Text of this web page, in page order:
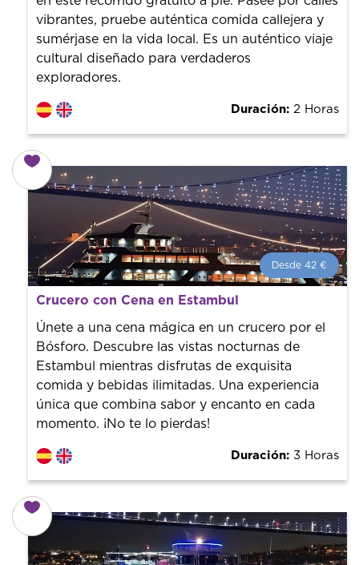
vibrantes, pruebe auténtica comida callejera y
sumérjase en la vida local. Es un auténtico viaje
cultural diseñado para verdaderos
exploradores.
Duración: 2 Horas
Desde 42 €
Desde 42 € por persona.
guías de la ciudad para tener el mejor precio y servicio.
Crucero con Cena en Estambul
Únete a una cena mágica en un crucero por el
Bósforo. Descubre las vistas nocturnas de
Estambul mientras disfrutas de exquisita
comida y bebidas ilimitadas. Una experiencia
única que combina sabor y encanto en cada
momento. ¡No te lo pierdas!
Duración: 3 Horas